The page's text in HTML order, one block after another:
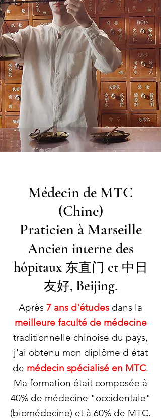
Médecin de MTC
(Chine)
Praticien à Marseille
Ancien interne des
hôpitaux 东直门 et 中日
友好, Beijing.
Après 7 ans d'études dans la
meilleure faculté de médecine
traditionnelle chinoise du pays,
j'ai obtenu mon diplôme d'état
de médecin spécialisé en MTC.
Ma formation était composée à
40% de médecine "occidentale"
(biomédecine) et à 60% de MTC.